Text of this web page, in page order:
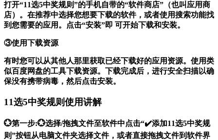
打开“11选5中奖规则”的手机自带的“软件商店”（也叫应用商
店）。在推荐中选择您想要下载的软件，或者使用搜索功能找
到您需要的应用。点击“安装”即 可开始下载和安装。
③使用下载资源
有时您可以从其他人那里获取已经下载好的应用资源。使用类
似百度网盘的工具下载资源。下载完成后，进行安全扫描以确
保没有携带病毒，然后点击安装。
11选5中奖规则使用讲解
💮第一步:💮选择/拖拽文件至软件中点击“✔️添加11选5中奖规
则”按钮从电脑文件夹选择文件，或者直接拖拽文件到软件界